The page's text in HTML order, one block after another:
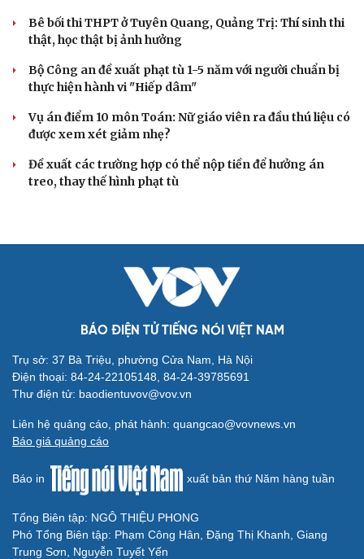
Bê bối thi THPT ở Tuyên Quang, Quảng Trị: Thí sinh thi
thật, học thật bị ảnh hưởng
Bộ Công an đề xuất phạt tù 1-5 năm với người chuẩn bị
thực hiện hành vi "Hiếp dâm"
Vụ án điểm 10 môn Toán: Nữ giáo viên ra đầu thú liệu có
được xem xét giảm nhẹ?
Đề xuất các trường hợp có thể nộp tiền để hưởng án
treo, thay thế hình phạt tù
BÁO ĐIỆN TỬ TIẾNG NÓI VIỆT NAM
Trụ sở: 37 Bà Triệu, phường Cửa Nam, Hà Nội
Điện thoại: 84-24-22105148, 84-24-39785691
Thư điện tử: baodientuvov@vov.vn
Liên hệ quảng cáo, phát hành: quangcao@vovnews.vn
Báo giá quảng cáo
Báo in xuất bản thứ Năm hàng tuần
Tổng Biên tập: NGÔ THIỆU PHONG
Phó Tổng Biên tập: Phạm Công Hân, Đặng Thị Khanh, Giang
Trung Sơn, Nguyễn Tuyết Yến